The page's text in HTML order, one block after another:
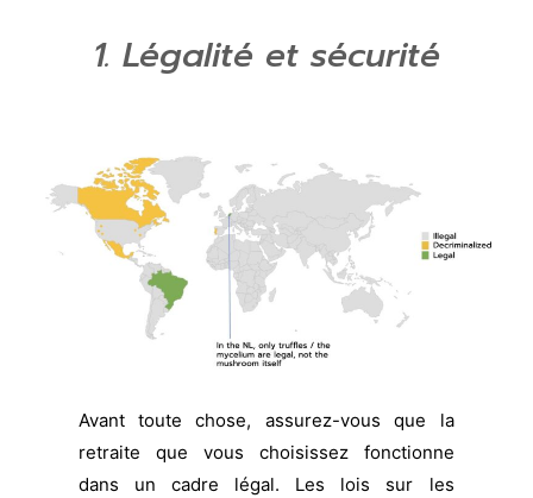
1. Légalité et sécurité
Avant toute chose, assurez-vous que la
retraite que vous choisissez fonctionne
dans un cadre légal. Les lois sur les